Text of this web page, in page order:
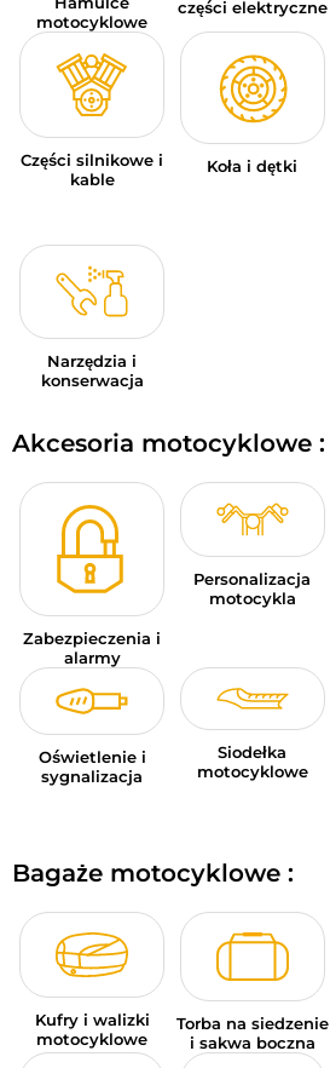
motocyklowe
części elektryczne
Części silnikowe i
kable
Koła i dętki
Narzędzia i
konserwacja
Akcesoria motocyklowe :
Zabezpieczenia i
alarmy
Personalizacja
motocykla
Oświetlenie i
sygnalizacja
Siodełka
motocyklowe
Bagaże motocyklowe :
Kufry i walizki
motocyklowe
Torba na siedzenie
i sakwa boczna